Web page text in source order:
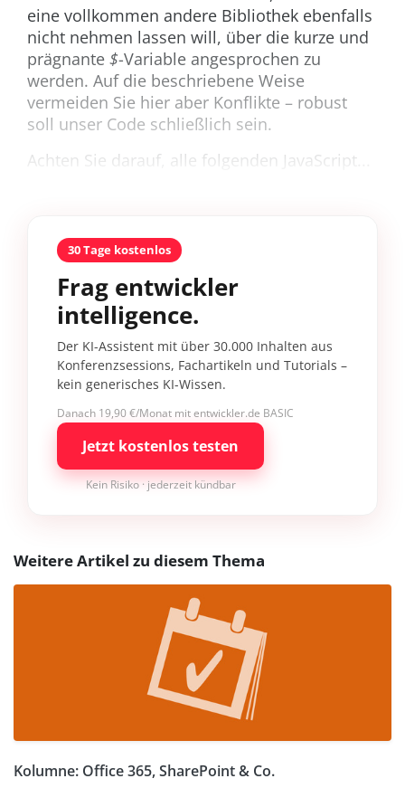
eine vollkommen andere Bibliothek ebenfalls
nicht nehmen lassen will, über die kurze und
prägnante $-Variable angesprochen zu
werden. Auf die beschriebene Weise
vermeiden Sie hier aber Konflikte – robust
soll unser Code schließlich sein.
Achten Sie darauf, alle folgenden JavaScript...
30 Tage kostenlos
Frag entwickler
intelligence.
Der KI-Assistent mit über 30.000 Inhalten aus
Konferenzsessions, Fachartikeln und Tutorials –
kein generisches KI-Wissen.
Danach 19,90 €/Monat mit entwickler.de BASIC
Jetzt kostenlos testen
Kein Risiko · jederzeit kündbar
Weitere Artikel zu diesem Thema
Kolumne: Office 365, SharePoint & Co.